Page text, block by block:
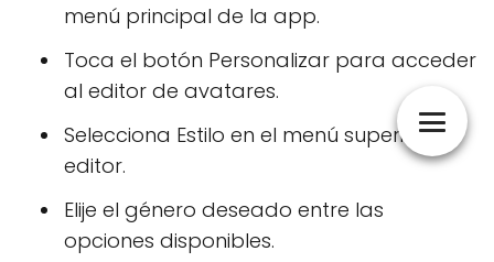
menú principal de la app.
Toca el botón Personalizar para acceder
al editor de avatares.
Selecciona Estilo en el menú superior del
editor.
Elije el género deseado entre las
opciones disponibles.